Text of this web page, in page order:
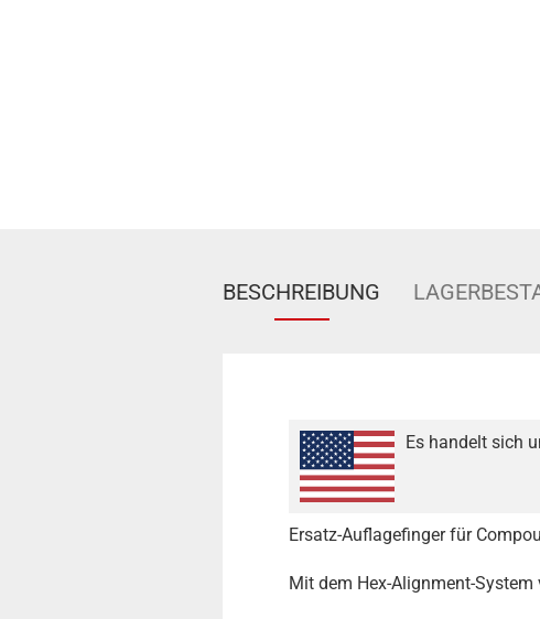
BESCHREIBUNG
Es handelt sich
Ersatz-Auflagefinger für
Mit dem Hex-Alignment-System